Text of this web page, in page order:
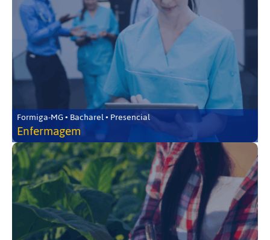
Formiga-MG • Bacharel • Presencial
Enfermagem